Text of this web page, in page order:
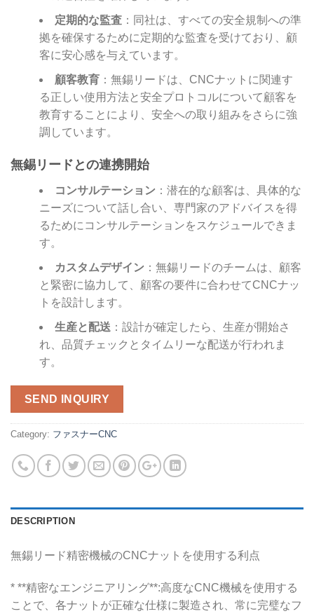
定期的な監査：同社は、すべての安全規制への準
拠を確保するために定期的な監査を受けており、顧
客に安心感を与えています。
顧客教育：無錫リードは、CNCナットに関連す
る正しい使用方法と安全プロトコルについて顧客を
教育することにより、安全への取り組みをさらに強
調しています。
無錫リードとの連携開始
コンサルテーション ：潜在的な顧客は、具体的な
ニーズについて話し合い、専門家のアドバイスを得
るためにコンサルテーションをスケジュールできま
す。
カスタムデザイン ：無錫リードのチームは、顧客
と緊密に協力して、顧客の要件に合わせてCNCナッ
トを設計します。
生産と配送 ：設計が確定したら、生産が開始さ
れ、品質チェックとタイムリーな配送が行われま
す。
SEND INQUIRY
Category: ファスナーCNC
DESCRIPTION
無錫リード精密機械のCNCナットを使用する利点
* **精密なエンジニアリング**:高度なCNC機械を使用する
ことで、各ナットが正確な仕様に製造され、常に完璧なフ